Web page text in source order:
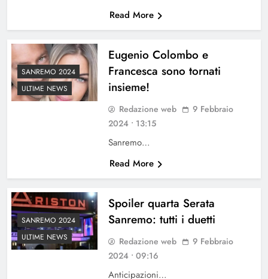
Read More
SANREMO 2024
ULTIME NEWS
Eugenio Colombo e
Francesca sono tornati
insieme!
Redazione web
9 Febbraio
2024 • 13:15
Sanremo…
Read More
SANREMO 2024
ULTIME NEWS
Spoiler quarta Serata
Sanremo: tutti i duetti
Redazione web
9 Febbraio
2024 • 09:16
Anticipazioni…